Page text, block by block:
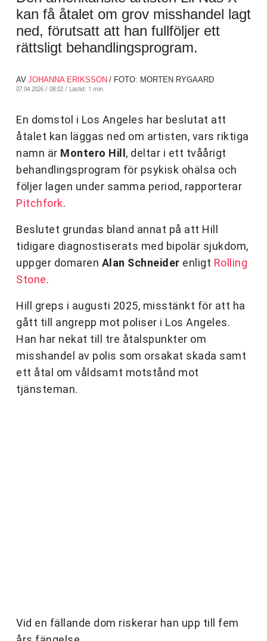
kan få åtalet om grov misshandel lagt
ned, förutsatt att han fullföljer ett
rättsligt behandlingsprogram.
AV JOHANNA ERIKSSON / FOTO: MORTEN RYGAARD
07.04.2026 / 08:02 / Lästid: 1 min
En domstol i Los Angeles har beslutat att
åtalet kan läggas ned om artisten, vars riktiga
namn är Montero Hill , deltar i ett tvåårigt
behandlingsprogram för psykisk ohälsa och
följer lagen under samma period, rapporterar
Pitchfork.
Beslutet grundas bland annat på att Hill
tidigare diagnostiserats med bipolär sjukdom,
uppger domaren Alan Schneider enligt Rolling
Stone.
Hill greps i augusti 2025, misstänkt för att ha
gått till angrepp mot poliser i Los Angeles.
Han har nekat till tre åtalspunkter om
misshandel av polis som orsakat skada samt
ett åtal om våldsamt motstånd mot
tjänsteman.
Vid en fällande dom riskerar han upp till fem